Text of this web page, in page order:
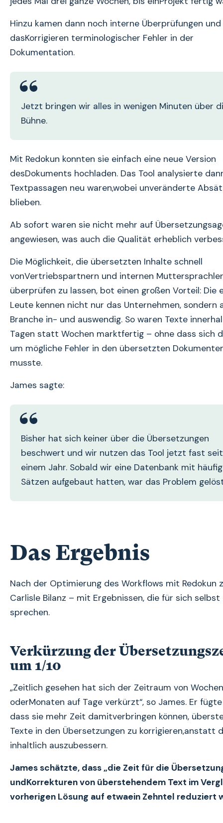
Hinzu kamen dann noch interne Überprüfungen und
dasKorrigieren terminologischer Fehler in der
Dokumentation.
Jetzt bringen wir alles in wenigen Minuten über
Bühne.
Mit Redokun konnten sie einfach eine neue Version
desDokuments hochladen. Das Tool analysierte
Textpassagen neu waren,wobei unveränderte
blieben.
Ab sofort waren sie nicht mehr auf
angewiesen, was auch die Qualität erheblich
Die Möglichkeit, die übersetzten Inhalte schnell
vonVertriebspartnern und internen
überprüfen zu lassen, bot einen großen Vorteil: Die
Leute kennen nicht nur das Unternehmen, sondern
Branche in- und auswendig. So waren Texte
Tagen statt Wochen marktfertig – ohne dass sich
um mögliche Fehler in den übersetzten
musste.
James sagte:
Bisher hat sich keiner über die Übersetzungen
beschwert und wir nutzen das Tool jetzt fast seit
einem Jahr. Sobald wir eine Datenbank mit
Sätzen aufgebaut hatten, war das Problem
Das Ergebnis
Nach der Optimierung des Workflows mit Redokun
Carlisle Bilanz – mit Ergebnissen, die für sich selbst
sprechen.
Verkürzung der
um 1/10
„Zeitlich gesehen hat sich der Zeitraum von Wochen
oderMonaten auf Tage verkürzt“, so James. Er
dass sie mehr Zeit damitverbringen können,
Texte in den Übersetzungen zu korrigieren,anstatt
inhaltlich auszubessern.
James schätzte, dass „die Zeit für die
undKorrekturen von überstehendem Text im
vorherigen Lösung auf etwaein Zehntel reduziert